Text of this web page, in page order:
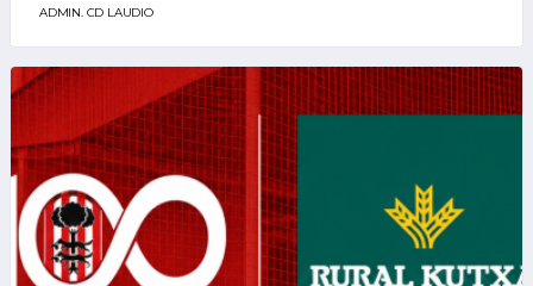
ADMIN. CD LAUDIO